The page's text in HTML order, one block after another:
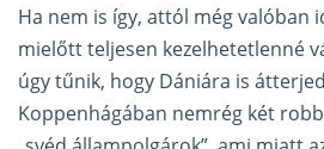
Ha nem is így, attól még valóban
mielőtt teljesen kezelhetetlenné
úgy tűnik, hogy Dániára is
Koppenhágában nemrég két